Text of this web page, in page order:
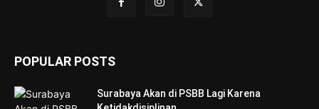
POPULAR POSTS
Surabaya Akan di PSBB Lagi Karena